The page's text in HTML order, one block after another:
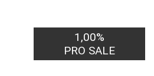
2,00€
PRO LEAD
1,00%
PRO SALE